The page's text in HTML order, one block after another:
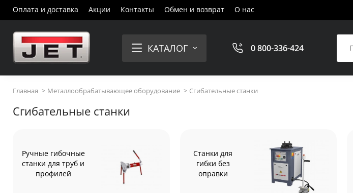
Оплата и доставка Акции Контакты Обмен и возврат О нас
КАТАЛОГ 0 800-336-424
Главная Металлообрабатывающее оборудование Сгибательные станки
Сгибательные станки
Ручные гибочные
станки для труб и
профилей
Станки для
гибки без
оправки